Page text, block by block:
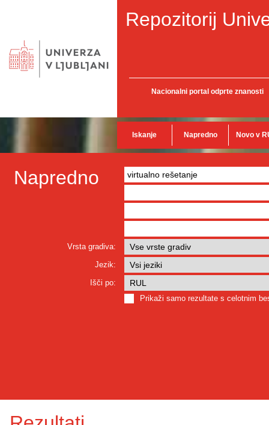
Repozitorij
Nacionalni portal odprte znanosti
Iskanje Napredno Novo v
Napredno
Vrsta gradiva:
Jezik:
Išči po:
Prikaži samo rezultate s celotnim